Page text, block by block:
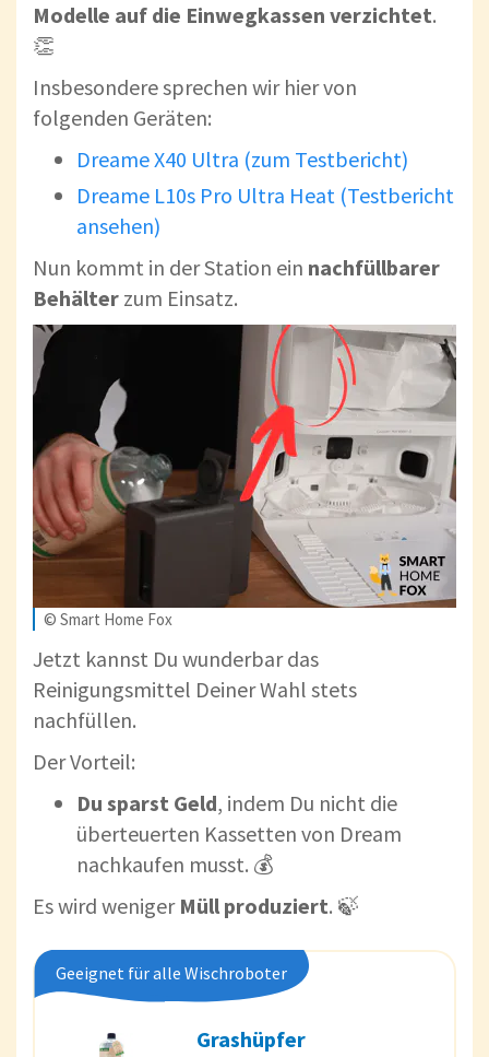
Modelle auf die Einwegkassen verzichtet.
👏
Insbesondere sprechen wir hier von
folgenden Geräten:
Dreame X40 Ultra (zum Testbericht)
Dreame L10s Pro Ultra Heat (Testbericht
ansehen)
Nun kommt in der Station ein nachfüllbarer
Behälter zum Einsatz.
© Smart Home Fox
Jetzt kannst Du wunderbar das
Reinigungsmittel Deiner Wahl stets
nachfüllen.
Der Vorteil:
Du sparst Geld, indem Du nicht die
überteuerten Kassetten von Dream
nachkaufen musst. 💰
Es wird weniger Müll produziert. 🍃
Geeignet für alle Wischroboter
Grashüpfer